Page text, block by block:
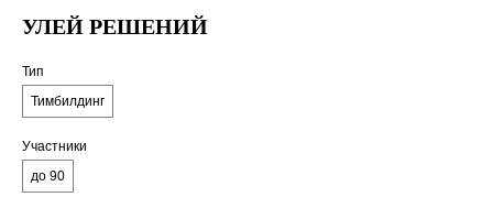
УЛЕЙ РЕШЕНИЙ
Тип
Тимбилдинг
Участники
до 90